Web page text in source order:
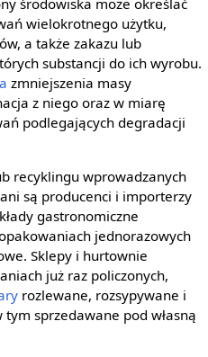
środowiska może określać
wielokrotnego użytku,
a także zakazu lub
substancji do ich wyrobu.
zmniejszenia masy
z niego oraz w miarę
podlegających degradacji
recyklingu wprowadzanych
są producenci i importerzy
gastronomiczne
jednorazowych
Sklepy i hurtownie
już raz policzonych,
rozlewane, rozsypywane i
sprzedawane pod własną